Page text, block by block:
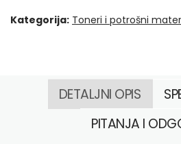
Kategorija: Toneri i potrošni
DETALJNI OPIS
PITANJA I